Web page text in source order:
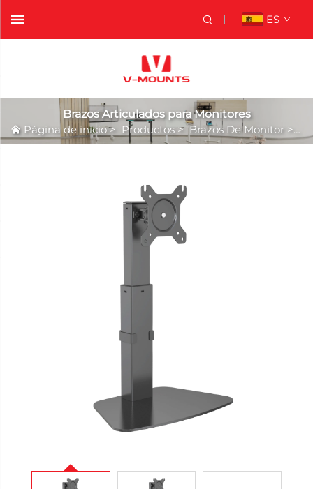
ES
Brazos Articulados para Monitores
Página de inicio> Productos>Brazos De Monitor >